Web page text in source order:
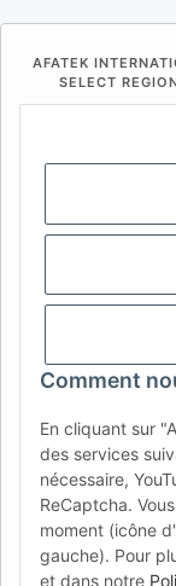
Comment
En cliquant sur
des services
nécessaire,
ReCaptcha.
moment (icône
gauche). Pour
et dans notre
AFATEK
SELECT
FR
AFATEK France|
Conseil
Offre pour les